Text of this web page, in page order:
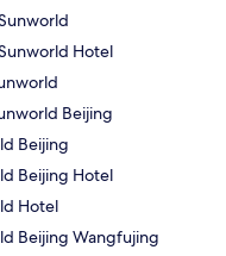
Hotel
Beijing
Beijing
Beijing Hotel
Hotel
Beijing Wangfujing